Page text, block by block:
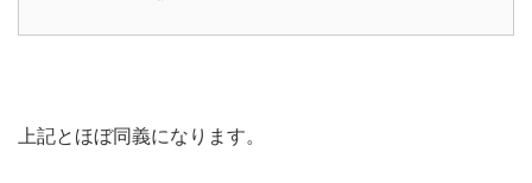
上記とほぼ同義になります。